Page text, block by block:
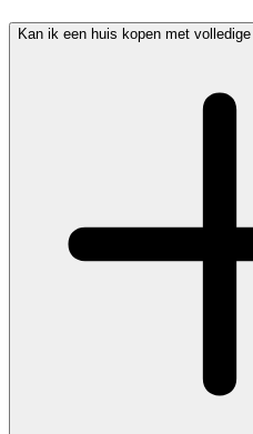
Kan ik een huis kopen met